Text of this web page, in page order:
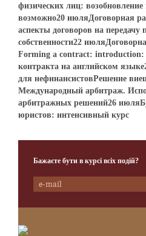
физических лиц: возобновление
возможно20 июляДоговорная
аспекты договоров на передачу
собственности22
Forming a contract: introduction:
контракта на английском
для нефинансистовРешение
Международный арбитраж.
арбитражных решений26
юристов: интенсивный курс
Бажаєте бути в курсі всіх подій?